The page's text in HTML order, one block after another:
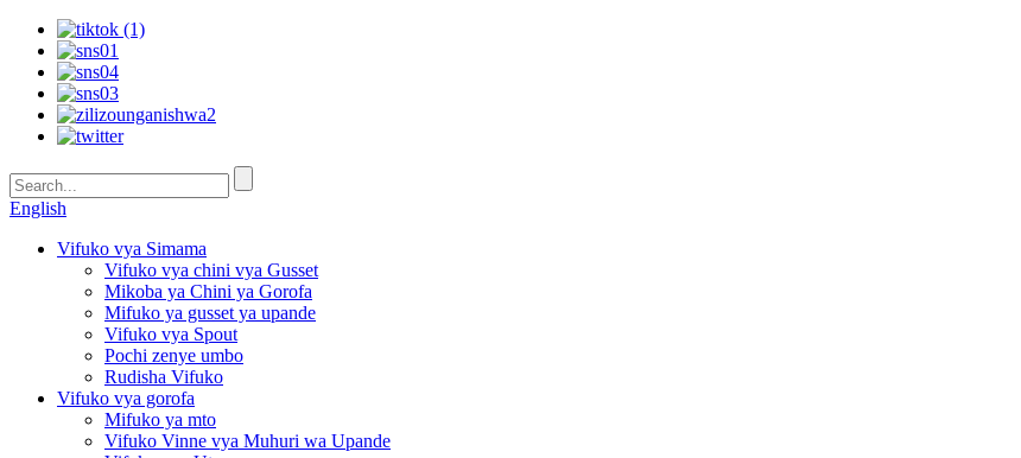
English
Vifuko vya Simama
Vifuko vya chini vya Gusset
Mikoba ya Chini ya Gorofa
Mifuko ya gusset ya upande
Vifuko vya Spout
Pochi zenye umbo
Rudisha Vifuko
Vifuko vya gorofa
Mifuko ya mto
Vifuko Vinne vya Muhuri wa Upande